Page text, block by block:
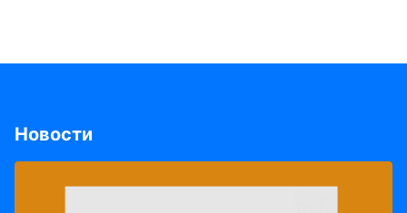
Новости